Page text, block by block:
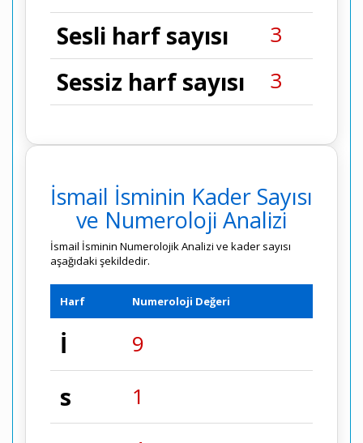
Sesli harf sayısı 3
Sessiz harf sayısı 3
İsmail İsminin Kader Sayısı
ve Numeroloji Analizi
İsmail İsminin Numerolojik Analizi ve kader sayısı
aşağıdaki şekildedir.
Harf Numeroloji Değeri
İ 9
s 1